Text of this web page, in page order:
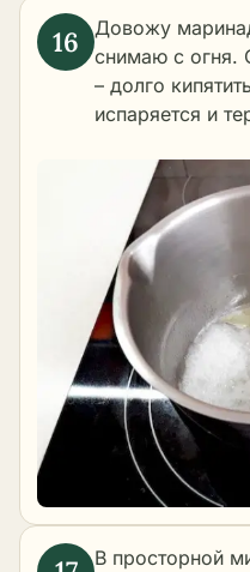
Довожу
снимаю с
– долго
испаряется и
В просторной